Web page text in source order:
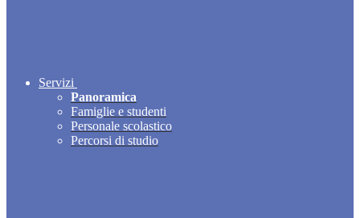
Servizi
Panoramica
Famiglie e studenti
Personale scolastico
Percorsi di studio